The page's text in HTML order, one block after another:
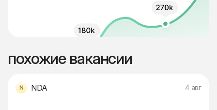
похожие вакансии
NDA 4 авг